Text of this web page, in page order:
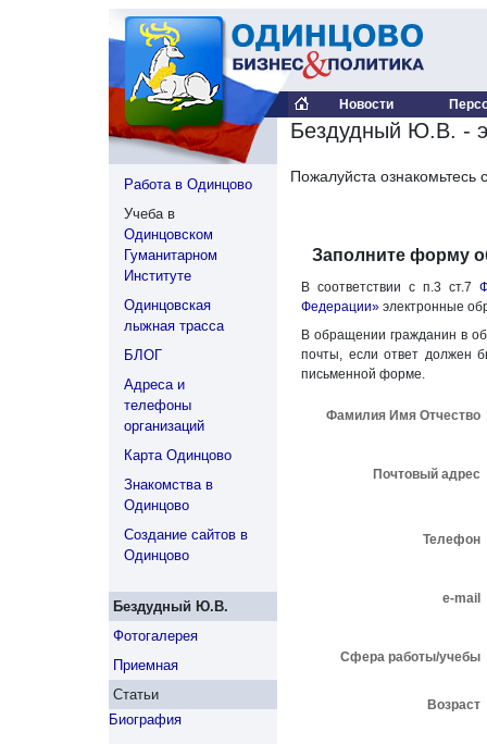
Новости
Работа в Одинцово
Учеба в
Одинцовском
Гуманитарном
Институте
Одинцовская
лыжная трасса
БЛОГ
Адреса и
телефоны
организаций
Карта Одинцово
Знакомства в
Одинцово
Создание сайтов в
Одинцово
Бездудный Ю.В.
Фотогалерея
Приемная
Статьи
Биография
Бездудный Ю.В. -
Пожалуйста
Заполните форму
В соответствии с п.3 ст.7
Федерации» электронные
В обращении гражданин в
почты, если ответ должен
письменной форме.
Фамилия Имя Отчество
Почтовый адрес
Телефон
e-mail
Сфера работы/учебы
Возраст